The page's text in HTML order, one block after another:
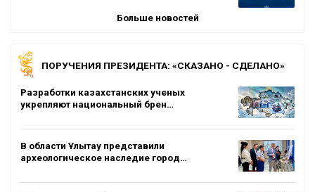
Больше новостей
ПОРУЧЕНИЯ ПРЕЗИДЕНТА: «СКАЗАНО - СДЕЛАНО»
Разработки казахстанских ученых
укрепляют национальный брен…
В области Ұлытау представили
археологическое наследие город…